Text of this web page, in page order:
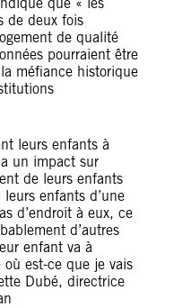
de deux fois
de qualité
pourraient être
méfiance historique
leurs enfants à
un impact sur
de leurs enfants
enfants d’une
d’endroit à eux, ce
d’autres
enfant va à
où est-ce que je vais
Dubé, directrice